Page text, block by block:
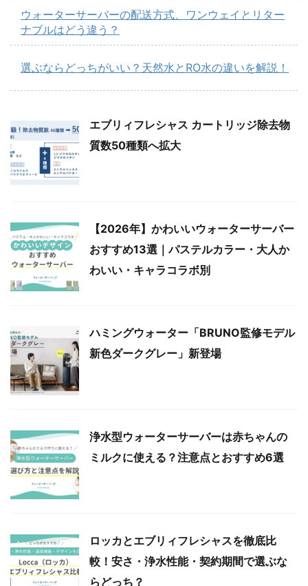
ウォーターサーバーの配送方式、ワンウェイとリター
ナブルはどう違う？
選ぶならどっちがいい？天然水とRO水の違いを解説！
エブリィフレシャス カートリッジ除去物
質数50種類へ拡大
【2026年】かわいいウォーターサーバー
おすすめ13選｜パステルカラー・大人か
わいい・キャラコラボ別
ハミングウォーター「BRUNO監修モデル
新色ダークグレー」新登場
浄水型ウォーターサーバーは赤ちゃんの
ミルクに使える？注意点とおすすめ6選
ロッカとエブリィフレシャスを徹底比
較！安さ・浄水性能・契約期間で選ぶな
らどっち？